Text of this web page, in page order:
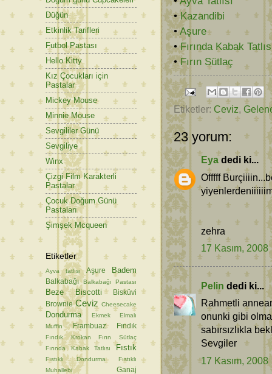
•Kazandibi
•Aşure
•Fırında Kabak
•Fırın Sütlaç
Etiketler: Ceviz,
23 yorum:
Eyadedi ki...
Offfff
zehra
17 Kasım, 2008
Pelin dedi ki...
Rahmetli
onunki gibi
sabırsızlıkla
Sevgiler
17 Kasım, 2008
Düğün
Etkinlik Tarifleri
Futbol Pastası
Hello Kitty
Kız Çocukları için
Pastalar
Mickey Mouse
Minnie Mouse
Sevgililer Günü
Sevgiliye
Winx
Çizgi Film Karakterli
Pastalar
Çocuk Doğum Günü
Pastaları
Şimşek Mcqueen
Etiketler
Ayva tatlısı Aşure Badem
Balkabağı Balkabağı Pastası
Beze Biscotti
Bisküvi
Brownie Ceviz Cheesecake
Dondurma Ekmek
Elmalı
Muffin
Frambuaz Fındık
Fındık Krokan
Fırın Sütlaç
Fırında Kabak Tatlısı
Fıstık
Fıstıklı Dondurma
Fıstıklı
Muhallebi
Ganaj